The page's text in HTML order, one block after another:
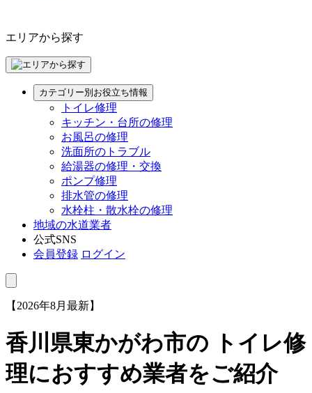
エリアから探す
カテゴリー別お役立ち情報
トイレ修理
キッチン・台所の修理
お風呂の修理
洗面所のトラブル
給湯器の修理・交換
ポンプ修理
排水管の修理
水栓柱・散水栓の修理
地域の水道業者
公式SNS
会員登録 ログイン
【2026年8月最新】
香川県東かがわ市の トイレ修
理におすすめ業者をご紹介